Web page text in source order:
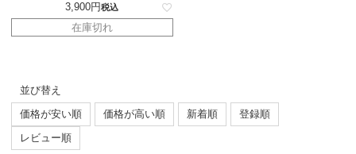
3,900 税込
在庫切れ
並び替え
価格が安い順
価格が高い順 新着順
登録順
レビュー順